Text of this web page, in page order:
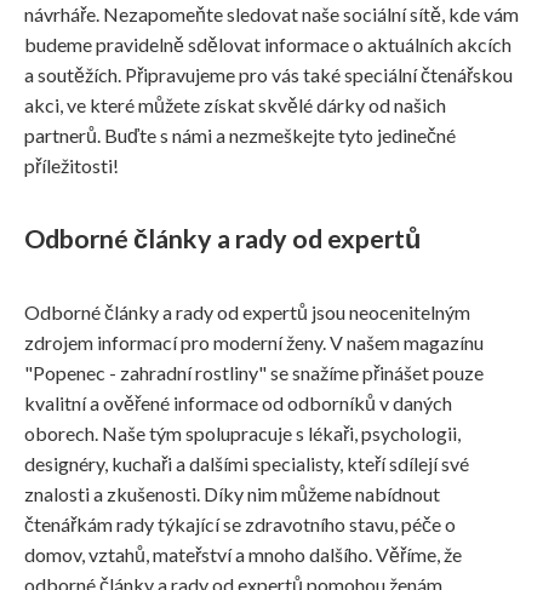
návrháře. Nezapomeňte sledovat naše sociální sítě, kde vám
budeme pravidelně sdělovat informace o aktuálních akcích
a soutěžích. Připravujeme pro vás také speciální čtenářskou
akci, ve které můžete získat skvělé dárky od našich
partnerů. Buďte s námi a nezmeškejte tyto jedinečné
příležitosti!
Odborné články a rady od expertů
Odborné články a rady od expertů jsou neocenitelným
zdrojem informací pro moderní ženy. V našem magazínu
"Popenec - zahradní rostliny" se snažíme přinášet pouze
kvalitní a ověřené informace od odborníků v daných
oborech. Naše tým spolupracuje s lékaři, psychologii,
designéry, kuchaři a dalšími specialisty, kteří sdílejí své
znalosti a zkušenosti. Díky nim můžeme nabídnout
čtenářkám rady týkající se zdravotního stavu, péče o
domov, vztahů, mateřství a mnoho dalšího. Věříme, že
odborné články a rady od expertů pomohou ženám